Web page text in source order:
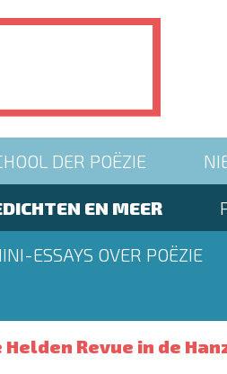
DER POËZIE
EN MEER
ESSAYS OVER POËZIE
Revue in de